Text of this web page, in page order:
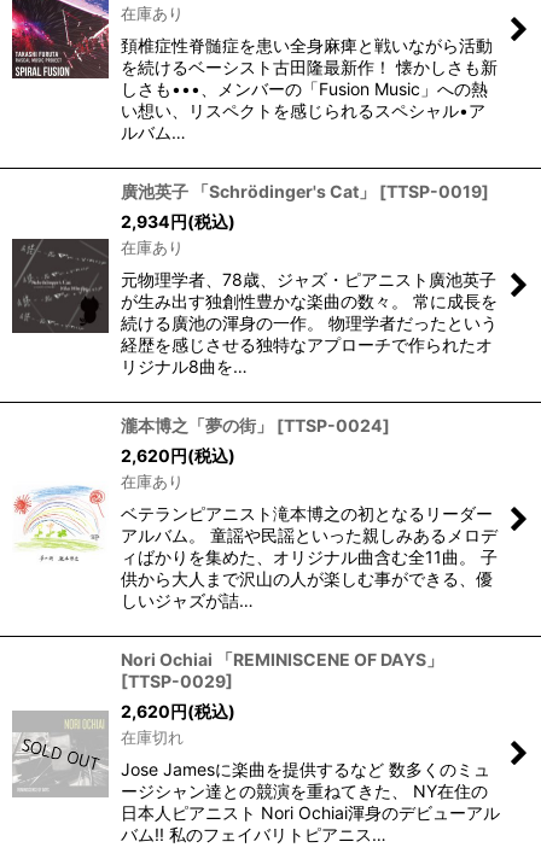
在庫あり
頚椎症性脊髄症を患い全身麻痺と戦いながら活動
を続けるベーシスト古田隆最新作！ 懐かしさも新
しさも•••、メンバーの「Fusion Music」への熱
い想い、リスペクトを感じられるスペシャル•ア
ルバム…
廣池英子 「Schrödinger's Cat」 [TTSP-0019]
2,934円(税込)
在庫あり
元物理学者、78歳、ジャズ・ピアニスト廣池英子
が生み出す独創性豊かな楽曲の数々。 常に成長を
続ける廣池の渾身の一作。 物理学者だったという
経歴を感じさせる独特なアプローチで作られたオ
リジナル8曲を…
瀧本博之「夢の街」 [TTSP-0024]
2,620円(税込)
在庫あり
ベテランピアニスト滝本博之の初となるリーダー
アルバム。 童謡や民謡といった親しみあるメロデ
ィばかりを集めた、オリジナル曲含む全11曲。 子
供から大人まで沢山の人が楽しむ事ができる、優
しいジャズが詰…
Nori Ochiai 「REMINISCENE OF DAYS」
[TTSP-0029]
2,620円(税込)
在庫切れ
Jose Jamesに楽曲を提供するなど 数多くのミュ
ージシャン達との競演を重ねてきた、 NY在住の
日本人ピアニスト Nori Ochiai渾身のデビューアル
バム!! 私のフェイバリトピアニス…